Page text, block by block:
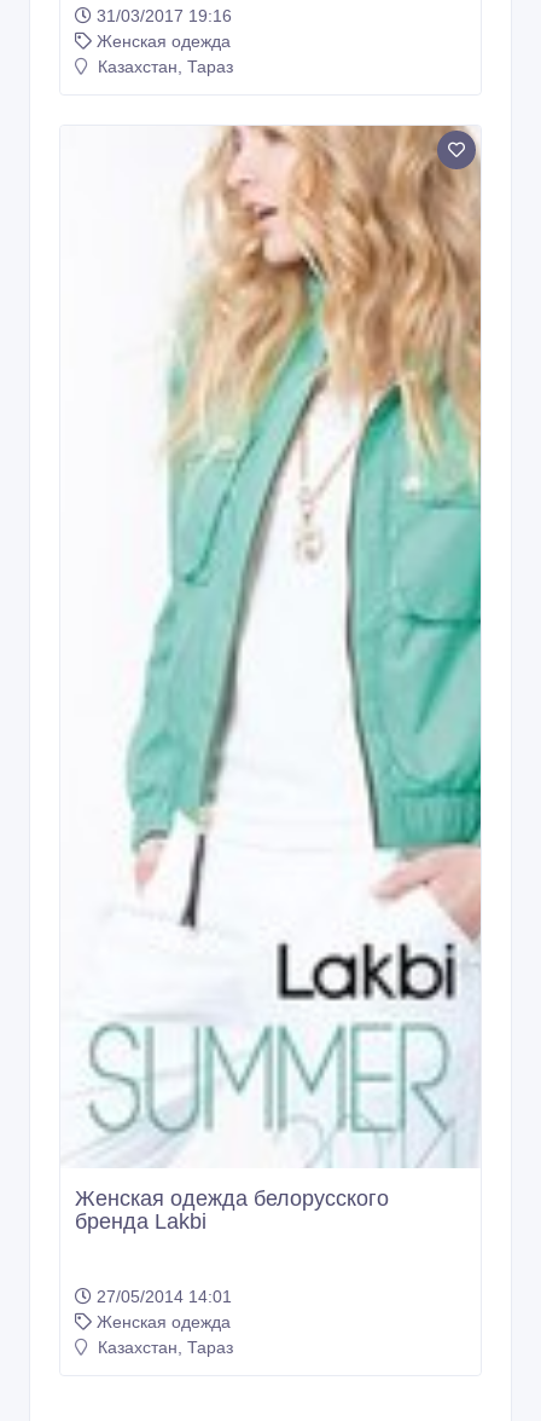
31/03/2017 19:16
Женская одежда
Казахстан, Тараз
Женская одежда белорусского
бренда Lakbi
27/05/2014 14:01
Женская одежда
Казахстан, Тараз